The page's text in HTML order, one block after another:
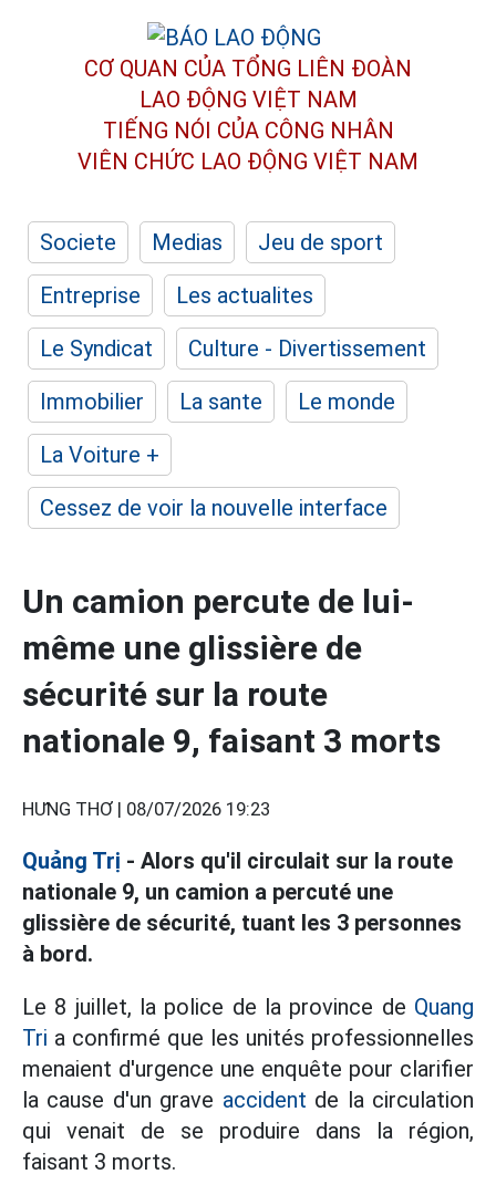
CƠ QUAN CỦA TỔNG LIÊN ĐOÀN
LAO ĐỘNG VIỆT NAM
TIẾNG NÓI CỦA CÔNG NHÂN
VIÊN CHỨC LAO ĐỘNG VIỆT NAM
Societe Medias
Jeu de sport
Entreprise
Les actualites
Le Syndicat
Culture - Divertissement
Immobilier
La sante
Le monde
La Voiture +
Cessez de voir la nouvelle interface
Un camion percute de lui-
même une glissière de
sécurité sur la route
nationale 9, faisant 3 morts
HƯNG THƠ | 08/07/2026 19:23
Quảng Trị - Alors qu'il circulait sur la route
nationale 9, un camion a percuté une
glissière de sécurité, tuant les 3 personnes
à bord.
Le 8 juillet, la police de la province de Quang
Tri a confirmé que les unités professionnelles
menaient d'urgence une enquête pour clarifier
la cause d'un grave accident de la circulation
qui venait de se produire dans la région,
faisant 3 morts.